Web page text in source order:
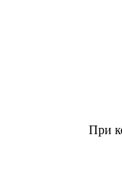
При